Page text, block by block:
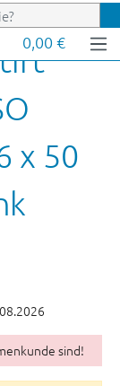
0,00 €
x 50
sind!